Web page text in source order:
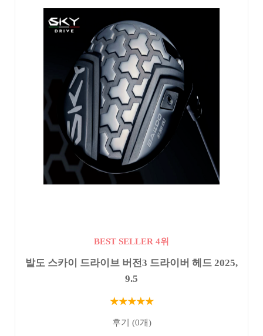
BEST SELLER 4위
발도 스카이 드라이브 버전3 드라이버 헤드 2025,
9.5
★★★★★
후기 (0개)